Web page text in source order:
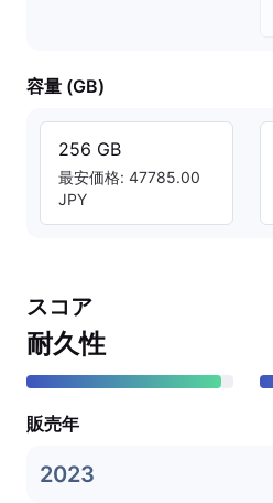
容量 (GB)
256 GB
最安価格: 47785.00
JPY
スコア
耐久性
販売年
2023